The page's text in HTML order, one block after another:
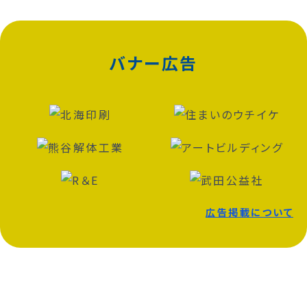
バナー広告
広告掲載について